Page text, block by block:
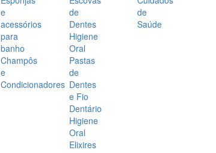
e
acessórios
para
banho
Champôs
e
Condicionadores
de
Dentes
Higiene
Oral
Pastas
de
Dentes
e Fio
Dentário
Higiene
Oral
Elixires
de
Saúde